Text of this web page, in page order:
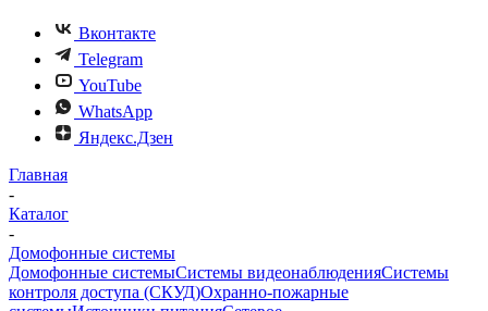
Вконтакте
Telegram
YouTube
WhatsApp
Яндекс.Дзен
Главная
-
Каталог
-
Домофонные системы
Домофонные системыСистемы видеонаблюденияСистемы
контроля доступа (СКУД)Охранно-пожарные